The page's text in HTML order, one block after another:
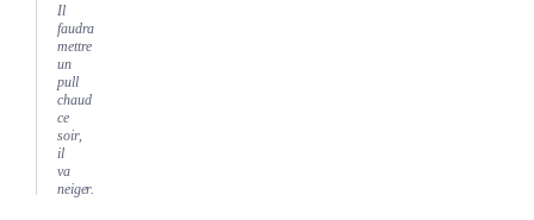
Il
faudra
mettre
un
pull
chaud
ce
soir,
il
va
neiger.